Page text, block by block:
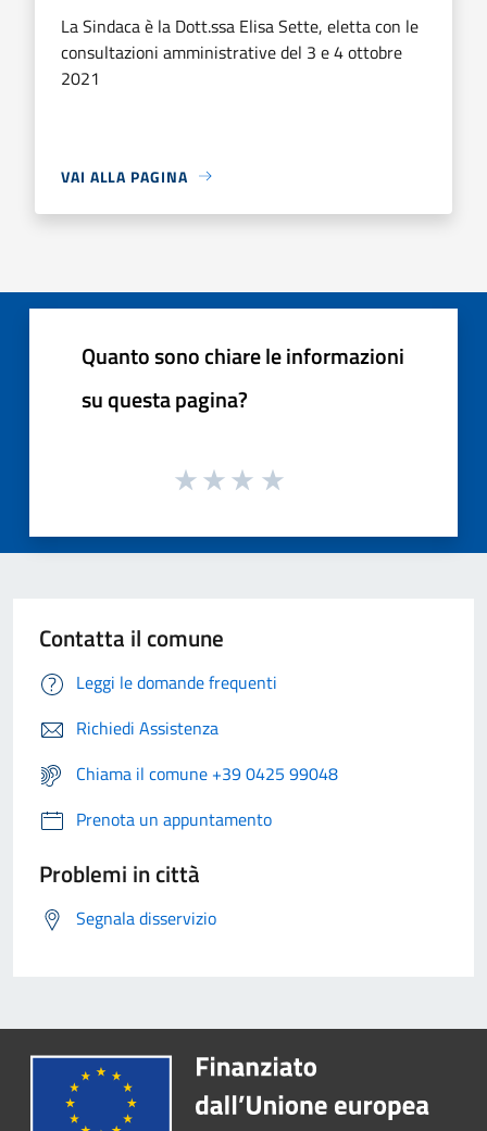
La Sindaca è la Dott.ssa Elisa Sette, eletta con le
consultazioni amministrative del 3 e 4 ottobre
2021
VAI ALLA PAGINA
Quanto sono chiare le informazioni
su questa pagina?
Contatta il comune
Leggi le domande frequenti
Richiedi Assistenza
Chiama il comune +39 0425 99048
Prenota un appuntamento
Problemi in città
Segnala disservizio